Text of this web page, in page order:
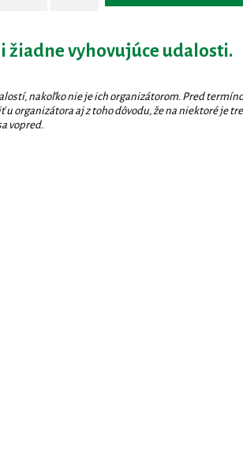
žiadne vyhovujúce udalosti.
nakoľko nie je ich organizátorom. Pred
organizátora aj z toho dôvodu, že na niektoré je
vopred.